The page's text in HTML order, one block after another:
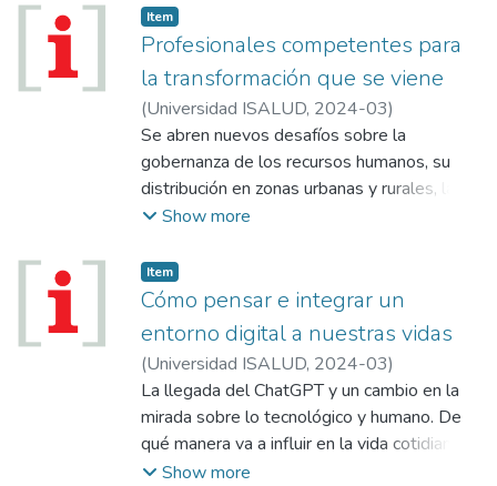
Conferencia Internacional sobre
Perspectivas Bioéticas Latinoamericanas
donde estuvieron presentes importantes
referentes de la región.
Item
Profesionales competentes para
la transformación que se viene
(Universidad ISALUD, 2024-03)
Se abren nuevos desafíos sobre la
gobernanza de los recursos humanos, su
distribución en zonas urbanas y rurales, la
disponibilidad de datos e información, la
capacitación del talento humano en salud.
Show more
Item
Cómo pensar e integrar un
entorno digital a nuestras vidas
(Universidad ISALUD, 2024-03)
La llegada del ChatGPT y un cambio en la
mirada sobre lo tecnológico y humano. De
qué manera va a influir en la vida cotidiana
de las personas y el futuro hacia una
Show more